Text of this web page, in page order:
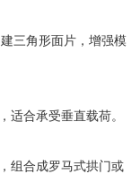
三角形面片，增强模
合承受垂直载荷。
组合成罗马式拱门或